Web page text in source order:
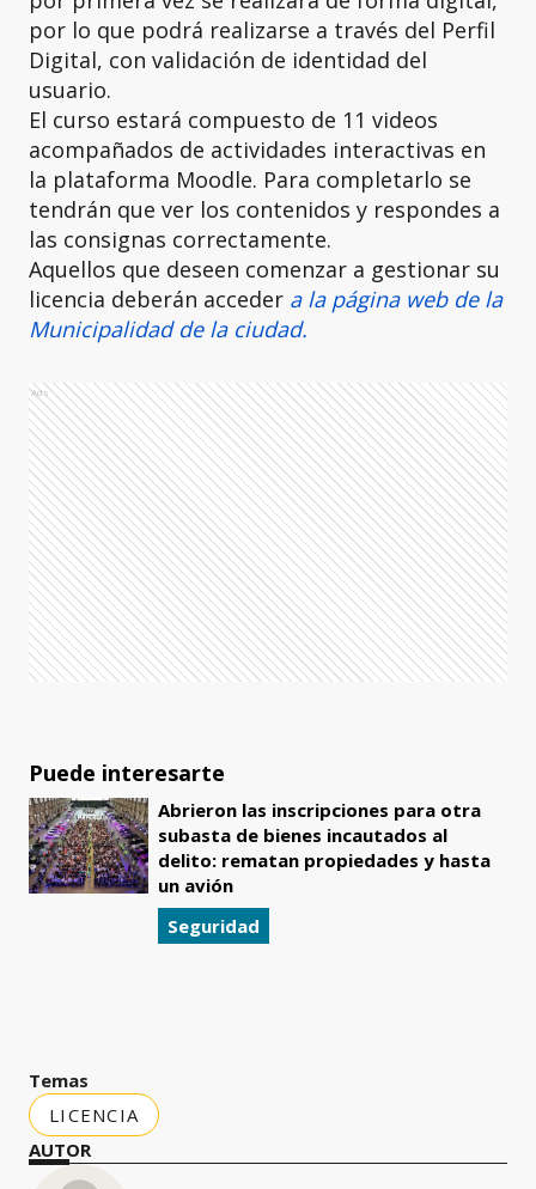
por lo que podrá realizarse a través del Perfil
Digital, con validación de identidad del
usuario.
El curso estará compuesto de 11 videos
acompañados de actividades interactivas en
la plataforma Moodle. Para completarlo se
tendrán que ver los contenidos y respondes a
las consignas correctamente.
Aquellos que deseen comenzar a gestionar su
licencia deberán acceder a la página web de la
Municipalidad de la ciudad.
Ads
Puede interesarte
Abrieron las inscripciones para otra
subasta de bienes incautados al
delito: rematan propiedades y hasta
un avión
Seguridad
Temas
LICENCIA
AUTOR